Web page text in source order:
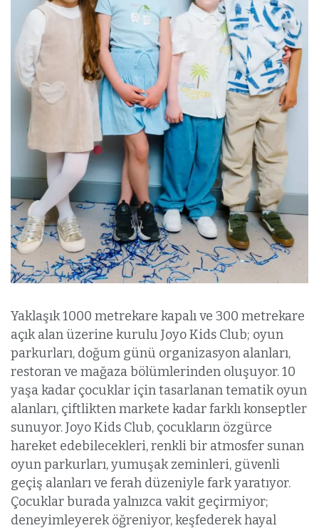
Yaklaşık 1000 metrekare kapalı ve 300 metrekare
açık alan üzerine kurulu Joyo Kids Club; oyun
parkurları, doğum günü organizasyon alanları,
restoran ve mağaza bölümlerinden oluşuyor. 10
yaşa kadar çocuklar için tasarlanan tematik oyun
alanları, çiftlikten markete kadar farklı konseptler
sunuyor. Joyo Kids Club, çocukların özgürce
hareket edebilecekleri, renkli bir atmosfer sunan
oyun parkurları, yumuşak zeminleri, güvenli
geçiş alanları ve ferah düzeniyle fark yaratıyor.
Çocuklar burada yalnızca vakit geçirmiyor;
deneyimleyerek öğreniyor, keşfederek hayal